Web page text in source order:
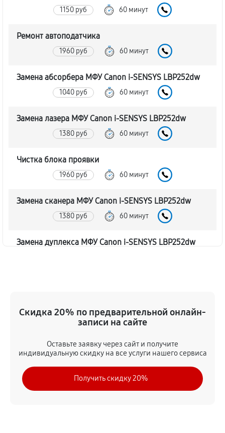
1150 руб 60 минут
Ремонт автоподатчика
1960 руб 60 минут
Замена абсорбера МФУ Canon i-SENSYS LBP252dw
1040 руб 60 минут
Замена лазера МФУ Canon i-SENSYS LBP252dw
1380 руб 60 минут
Чистка блока проявки
1960 руб 60 минут
Замена сканера МФУ Canon i-SENSYS LBP252dw
1380 руб 60 минут
Замена дуплекса МФУ Canon i-SENSYS LBP252dw
Замена тормозной площадки
60 минут
Замена Wi-Fi МФУ Canon i-SENSYS LBP252dw
2070 руб 60 минут
Скидка 20% по предварительной онлайн-
записи на сайте
Оставьте заявку через сайт и получите
индивидуальную скидку на все услуги нашего сервиса
Получить скидку 20%